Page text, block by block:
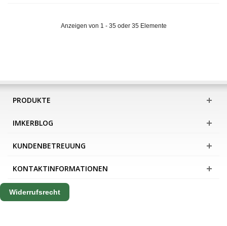
Anzeigen von 1 - 35 oder 35 Elemente
PRODUKTE
IMKERBLOG
KUNDENBETREUUNG
KONTAKTINFORMATIONEN
Widerrufsrecht